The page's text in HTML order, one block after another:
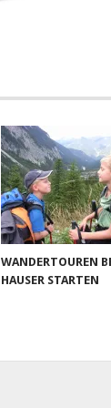
WANDERTOUREN
HAUSER STARTEN